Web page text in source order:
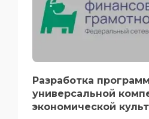
Разработка программ
универсальной
экономической